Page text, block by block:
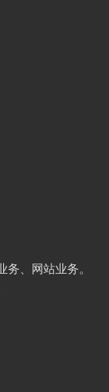
、网站业务。